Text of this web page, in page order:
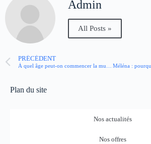
Admin
All Posts »
PRÉCÉDENT
Plan du site
Nos actualités
Nos offres